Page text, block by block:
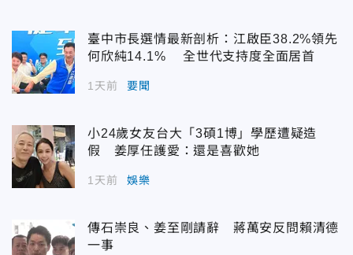
臺中市長選情最新剖析：江啟臣38.2%領先
何欣純14.1% 全世代支持度全面居首
1天前 要聞
小24歲女友台大「3碩1博」學歷遭疑造
假 姜厚任護愛：還是喜歡她
1天前 娛樂
傳石崇良、姜至剛請辭 蔣萬安反問賴清德
一事